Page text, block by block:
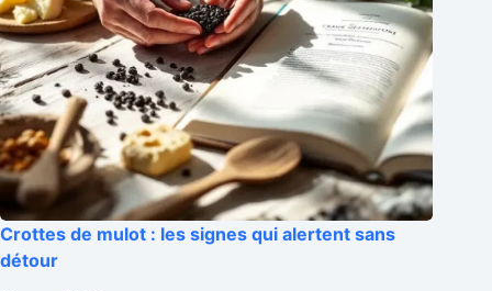
Crottes de mulot : les signes qui alertent sans
détour